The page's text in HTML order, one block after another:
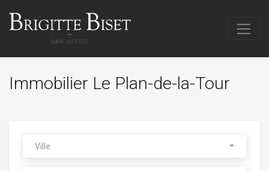
Immobilier Le Plan-de-la-Tour
Ville